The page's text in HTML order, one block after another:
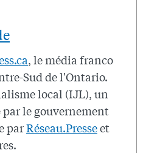
, le média franco
Sud de l'Ontario.
local (IJL), un
le gouvernement
parRéseau.Presseet